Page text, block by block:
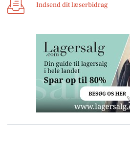
Indsend dit læserbidrag